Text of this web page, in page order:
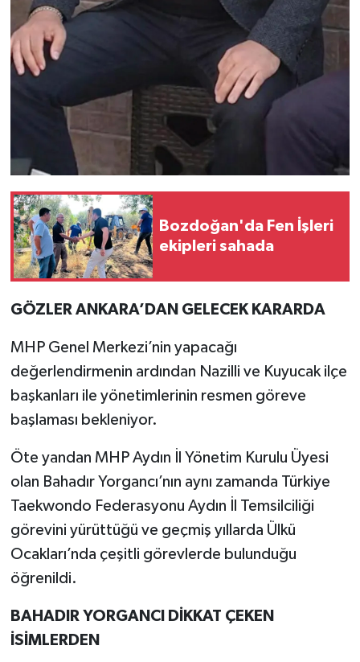
Bozdoğan'da Fen İşleri
ekipleri sahada
GÖZLER ANKARA’DAN GELECEK KARARDA
MHP Genel Merkezi’nin yapacağı
değerlendirmenin ardından Nazilli ve Kuyucak ilçe
başkanları ile yönetimlerinin resmen göreve
başlaması bekleniyor.
Öte yandan MHP Aydın İl Yönetim Kurulu Üyesi
olan Bahadır Yorgancı’nın aynı zamanda Türkiye
Taekwondo Federasyonu Aydın İl Temsilciliği
görevini yürüttüğü ve geçmiş yıllarda Ülkü
Ocakları’nda çeşitli görevlerde bulunduğu
öğrenildi.
BAHADIR YORGANCI DİKKAT ÇEKEN
İSİMLERDEN